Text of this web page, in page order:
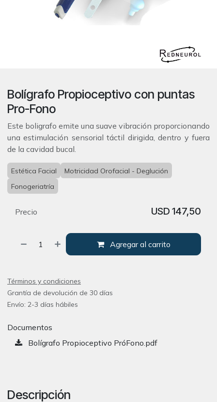
Bolígrafo Propioceptivo con puntas
Pro-Fono
Este boligrafo emite una suave vibración proporcionando
una estimulación sensorial táctil dirigida, dentro y fuera
de la cavidad bucal.
Estética Facial
Motricidad Orofacial - Deglución
Fonogeriatría
Agregar al carrito
Precio USD 147,50
Términos y condiciones
Grantía de devolución de 30 días
Envío: 2-3 días hábiles
Documentos
Bolígrafo Propioceptivo PróFono.pdf
Descripción